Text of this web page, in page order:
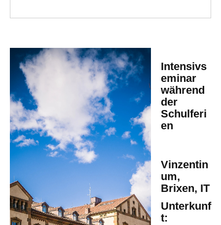
Intensivs
eminar
während
der
Schulferi
en
Vinzentin
um,
Brixen, IT
Unterkunf
t: